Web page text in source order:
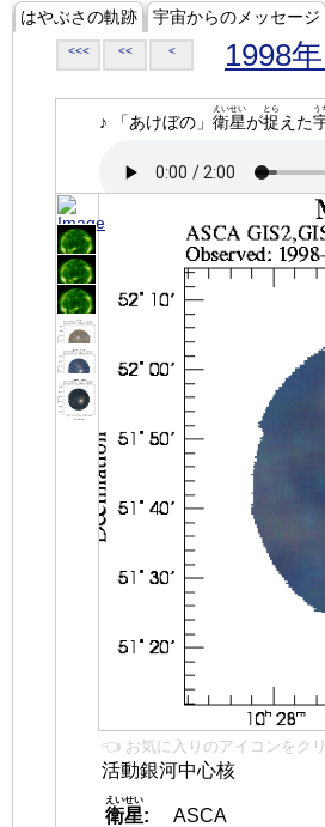
はやぶさの軌跡 宇宙からのメッセージ
<<< << < 1998
♪ 「あけぼの」 衛星
えいせい
が捉
とら
えた
う
👈 お気に入りのアイコンをクリ
活動銀河中心核
衛星
えいせい
:
ASCA